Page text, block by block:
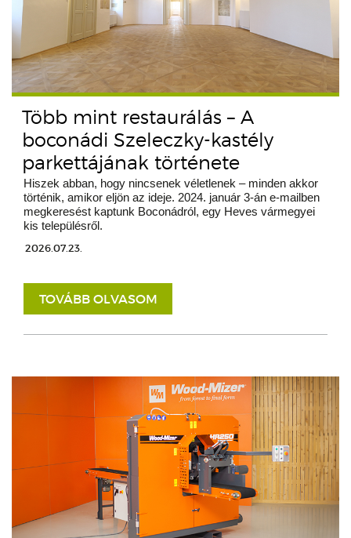
Több mint restaurálás – A
boconádi Szeleczky-kastély
parkettájának története
Hiszek abban, hogy nincsenek véletlenek – minden akkor
történik, amikor eljön az ideje. 2024. január 3-án e-mailben
megkeresést kaptunk Boconádról, egy Heves vármegyei
kis településről.
2026.07.23.
TOVÁBB OLVASOM